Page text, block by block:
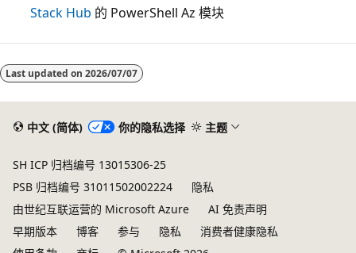
Stack Hub 的 PowerShell Az 模块
Last updated on 2026/07/07
中文 (简体) 你的隐私选择 主题
SH ICP 归档编号 13015306-25
PSB 归档编号 31011502002224
隐私
由世纪互联运营的 Microsoft Azure
AI 免责声明
早期版本
博客 参与 隐私
消费者健康隐私